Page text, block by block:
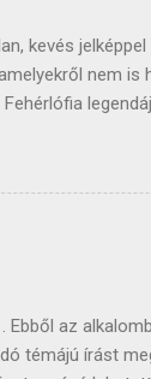
kevés
nem is
vallás a
varázslók is.
eszméit
hitvilág
az
témájú írást